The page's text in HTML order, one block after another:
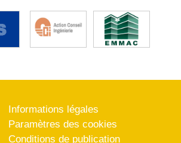
Informations légales
Paramètres des cookies
Conditions de publication